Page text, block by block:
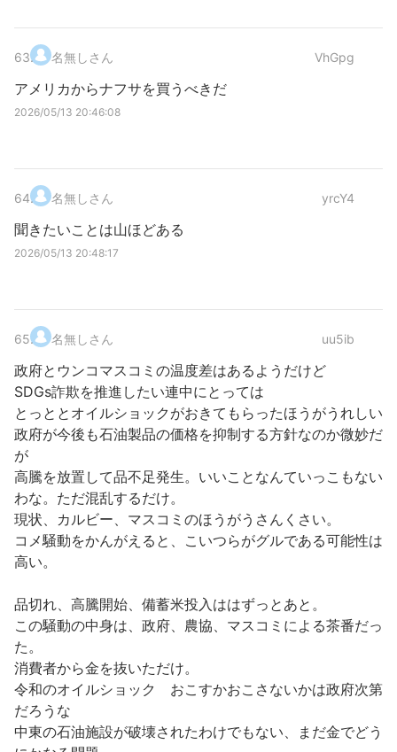
63. 名無しさん VhGpg
アメリカからナフサを買うべきだ
2026/05/13 20:46:08
64. 名無しさん yrcY4
聞きたいことは山ほどある
2026/05/13 20:48:17
65. 名無しさん uu5ib
政府とウンコマスコミの温度差はあるようだけど
SDGs詐欺を推進したい連中にとっては
とっととオイルショックがおきてもらったほうがうれしい
政府が今後も石油製品の価格を抑制する方針なのか微妙だ
が
高騰を放置して品不足発生。いいことなんていっこもない
わな。ただ混乱するだけ。
現状、カルビー、マスコミのほうがうさんくさい。
コメ騒動をかんがえると、こいつらがグルである可能性は
高い。
品切れ、高騰開始、備蓄米投入ははずっとあと。
この騒動の中身は、政府、農協、マスコミによる茶番だっ
た。
消費者から金を抜いただけ。
令和のオイルショック おこすかおこさないかは政府次第
だろうな
中東の石油施設が破壊されたわけでもない、まだ金でどう